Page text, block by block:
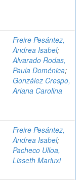
Freire Pesántez,
Andrea Isabel;
Alvarado Rodas,
Paula Doménica;
González Crespo,
Ariana Carolina
Freire Pesántez,
Andrea Isabel;
Pacheco Ulloa,
Lisseth Mariuxi